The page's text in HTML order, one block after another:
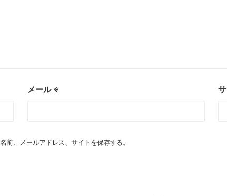
メール ※
前、メールアドレス、サイトを保存する。